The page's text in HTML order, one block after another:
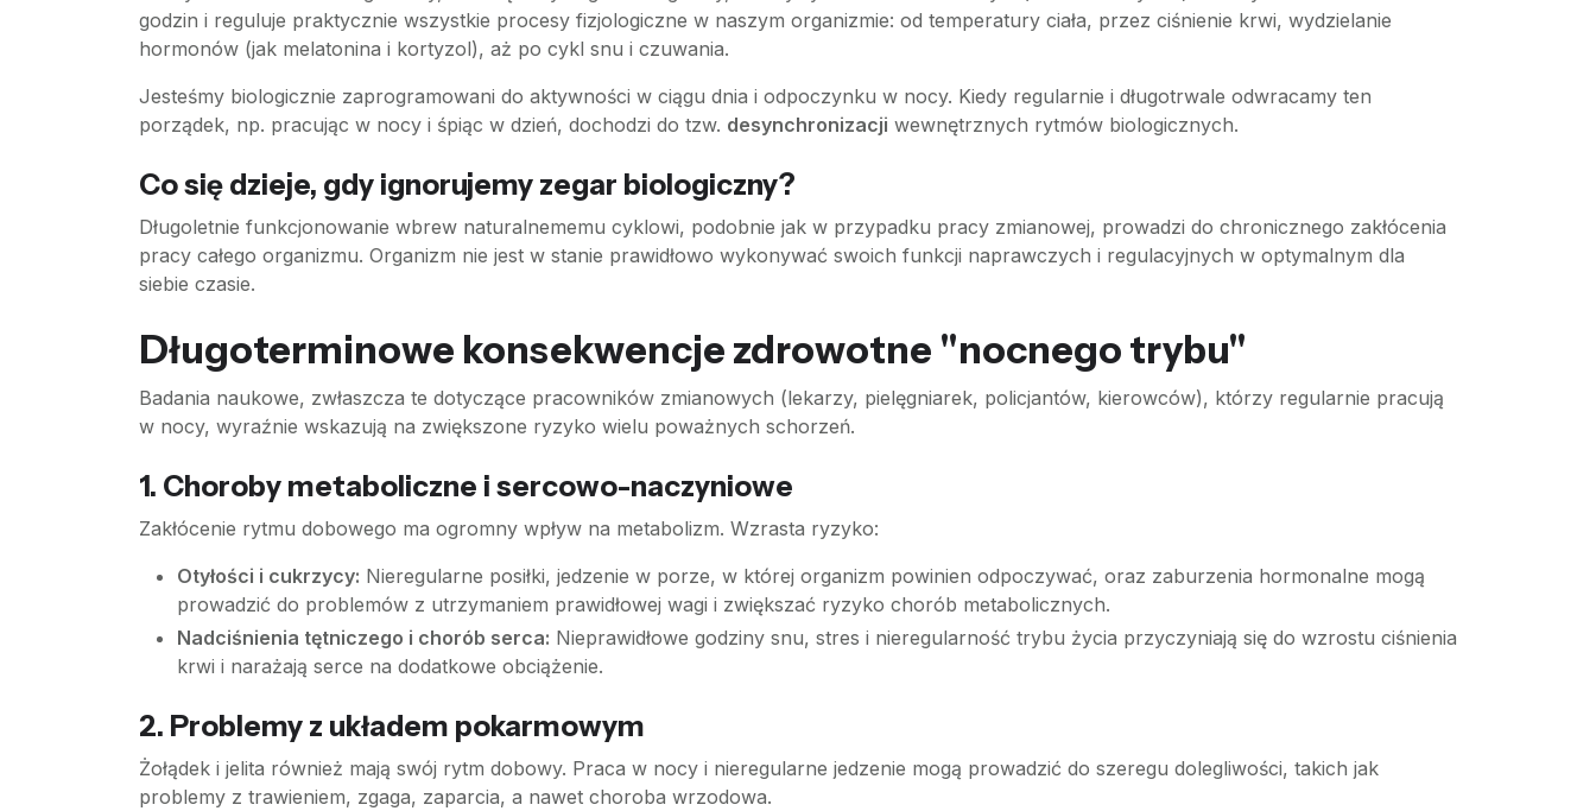
godzin i reguluje praktycznie wszystkie procesy fizjologiczne w naszym organizmie: od temperatury ciała, przez ciśnienie krwi, wydzielanie
hormonów (jak melatonina i kortyzol), aż po cykl snu i czuwania.
Jesteśmy biologicznie zaprogramowani do aktywności w ciągu dnia i odpoczynku w nocy. Kiedy regularnie i długotrwale odwracamy ten
porządek, np. pracując w nocy i śpiąc w dzień, dochodzi do tzw. desynchronizacji wewnętrznych rytmów biologicznych.
Co się dzieje, gdy ignorujemy zegar biologiczny?
Długoletnie funkcjonowanie wbrew naturalnememu cyklowi, podobnie jak w przypadku pracy zmianowej, prowadzi do chronicznego zakłócenia
pracy całego organizmu. Organizm nie jest w stanie prawidłowo wykonywać swoich funkcji naprawczych i regulacyjnych w optymalnym dla
siebie czasie.
Długoterminowe konsekwencje zdrowotne "nocnego trybu"
Badania naukowe, zwłaszcza te dotyczące pracowników zmianowych (lekarzy, pielęgniarek, policjantów, kierowców), którzy regularnie pracują
w nocy, wyraźnie wskazują na zwiększone ryzyko wielu poważnych schorzeń.
1. Choroby metaboliczne i sercowo-naczyniowe
Zakłócenie rytmu dobowego ma ogromny wpływ na metabolizm. Wzrasta ryzyko:
Otyłości i cukrzycy: Nieregularne posiłki, jedzenie w porze, w której organizm powinien odpoczywać, oraz zaburzenia hormonalne mogą
prowadzić do problemów z utrzymaniem prawidłowej wagi i zwiększać ryzyko chorób metabolicznych.
Nadciśnienia tętniczego i chorób serca: Nieprawidłowe godziny snu, stres i nieregularność trybu życia przyczyniają się do wzrostu ciśnienia
krwi i narażają serce na dodatkowe obciążenie.
2. Problemy z układem pokarmowym
Żołądek i jelita również mają swój rytm dobowy. Praca w nocy i nieregularne jedzenie mogą prowadzić do szeregu dolegliwości, takich jak
problemy z trawieniem, zgaga, zaparcia, a nawet choroba wrzodowa.